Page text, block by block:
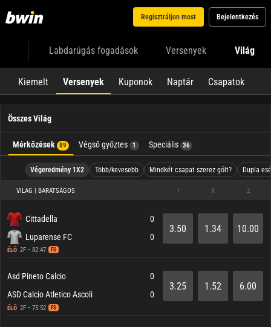
Regisztráljon most Bejelentkezés
Labdarúgás fogadások Versenyek Világ
Kiemelt Versenyek Kuponok Naptár Csapatok
Összes Világ
Mérkőzések 89 Végső győztes 1 Speciális 36
Végeredmény 1X2 Több/kevesebb Mindkét csapat szerez gólt? Dupla
VILÁG | BARÁTSÁGOS 1 X 2
Cittadella
Luparense FC
ÉLŐ 2F • 82:47 FS
0
0
3.50 1.34 10.00
Asd Pineto Calcio
ASD Calcio Atletico Ascoli
ÉLŐ 2F • 75:52 FS
0
0
3.25 1.52 6.00